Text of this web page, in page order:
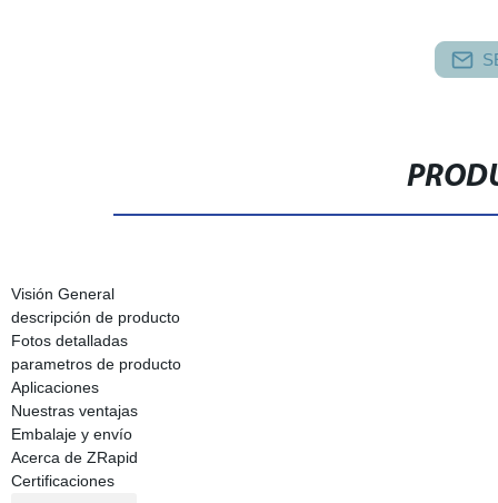
Visión General
descripción de producto
Fotos detalladas
parametros de producto
Aplicaciones
Nuestras ventajas
Embalaje y envío
Acerca de ZRapid
Certificaciones